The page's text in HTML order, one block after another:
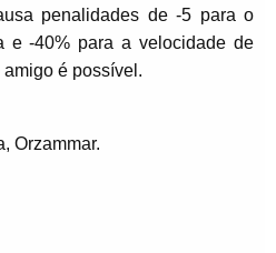
penalidades de -5 para o
e -40% para a velocidade de
é possível.
Orzammar.